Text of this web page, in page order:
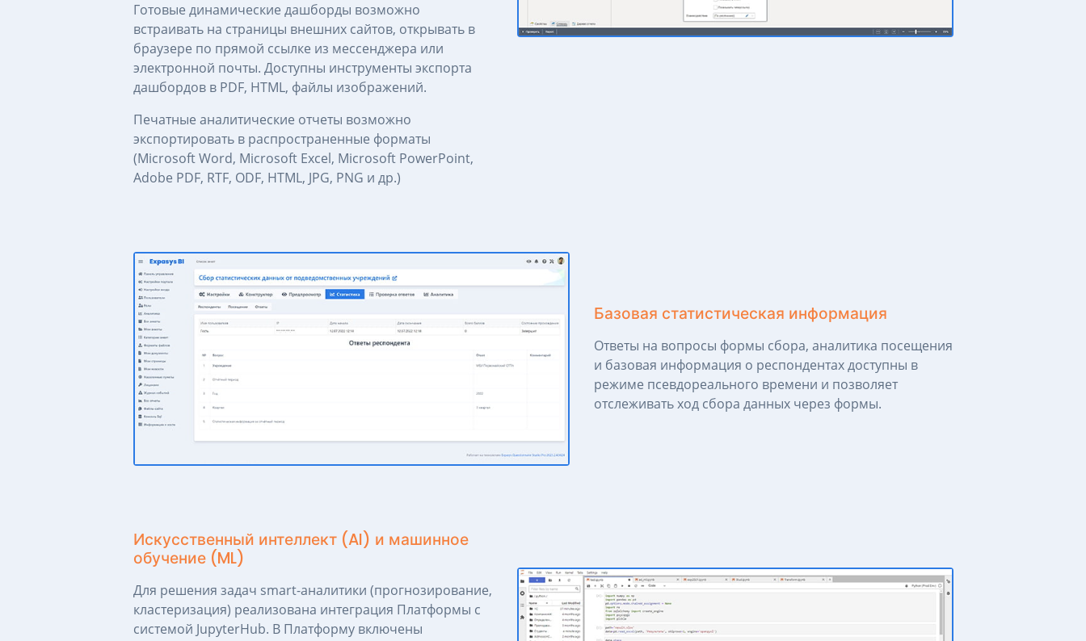
Готовые динамические дашборды возможно
встраивать на страницы внешних сайтов, открывать в
браузере по прямой ссылке из мессенджера или
электронной почты. Доступны инструменты экспорта
дашбордов в PDF, HTML, файлы изображений.
Печатные аналитические отчеты возможно
экспортировать в распространенные форматы
(Microsoft Word, Microsoft Excel, Microsoft PowerPoint,
Adobe PDF, RTF, ODF, HTML, JPG, PNG и др.)
Базовая статистическая информация
Ответы на вопросы формы сбора, аналитика посещения
и базовая информация о респондентах доступны в
режиме псевдореального времени и позволяет
отслеживать ход сбора данных через формы.
Искусственный интеллект (AI) и машинное
обучение (ML)
Для решения задач smart-аналитики (прогнозирование,
кластеризация) реализована интеграция Платформы с
системой JupyterHub. В Платформу включены